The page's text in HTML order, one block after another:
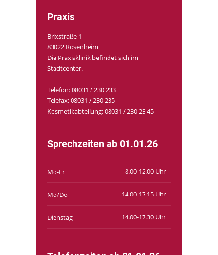
Praxis
Brixstraße 1
83022 Rosenheim
Die Praxisklinik befindet sich im
Stadtcenter.
Telefon: 08031 / 230 233
Telefax: 08031 / 230 235
Kosmetikabteilung: 08031 / 230 23 45
Sprechzeiten ab 01.01.26
Mo-Fr 8.00-12.00 Uhr
Mo/Do 14.00-17.15 Uhr
Dienstag 14.00-17.30 Uhr